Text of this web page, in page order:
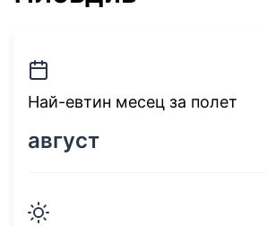
Най-евтин месец за полет
август